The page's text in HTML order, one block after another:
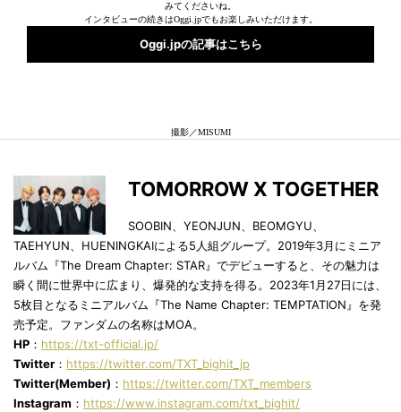
みてくださいね。
インタビューの続きはOggi.jpでもお楽しみいただけます。
Oggi.jpの記事はこちら
撮影／MISUMI
TOMORROW X TOGETHER
SOOBIN、YEONJUN、BEOMGYU、
TAEHYUN、HUENINGKAIによる5人組グループ。2019年3月にミニア
ルバム『The Dream Chapter: STAR』でデビューすると、その魅力は
瞬く間に世界中に広まり、爆発的な支持を得る。2023年1月27日には、
5枚目となるミニアルバム『The Name Chapter: TEMPTATION』を発
売予定。ファンダムの名称はMOA。
HP ： https://txt-official.jp/
Twitter ： https://twitter.com/TXT_bighit_jp
Twitter(Member) ： https://twitter.com/TXT_members
Instagram ： https://www.instagram.com/txt_bighit/